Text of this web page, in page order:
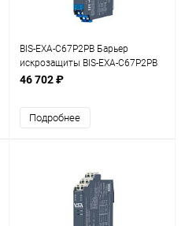
BIS-EXA-C67P2PB Барьер
искрозащиты BIS-EXA-C67P2PB
1хFI
46 702 ₽
Подробнее